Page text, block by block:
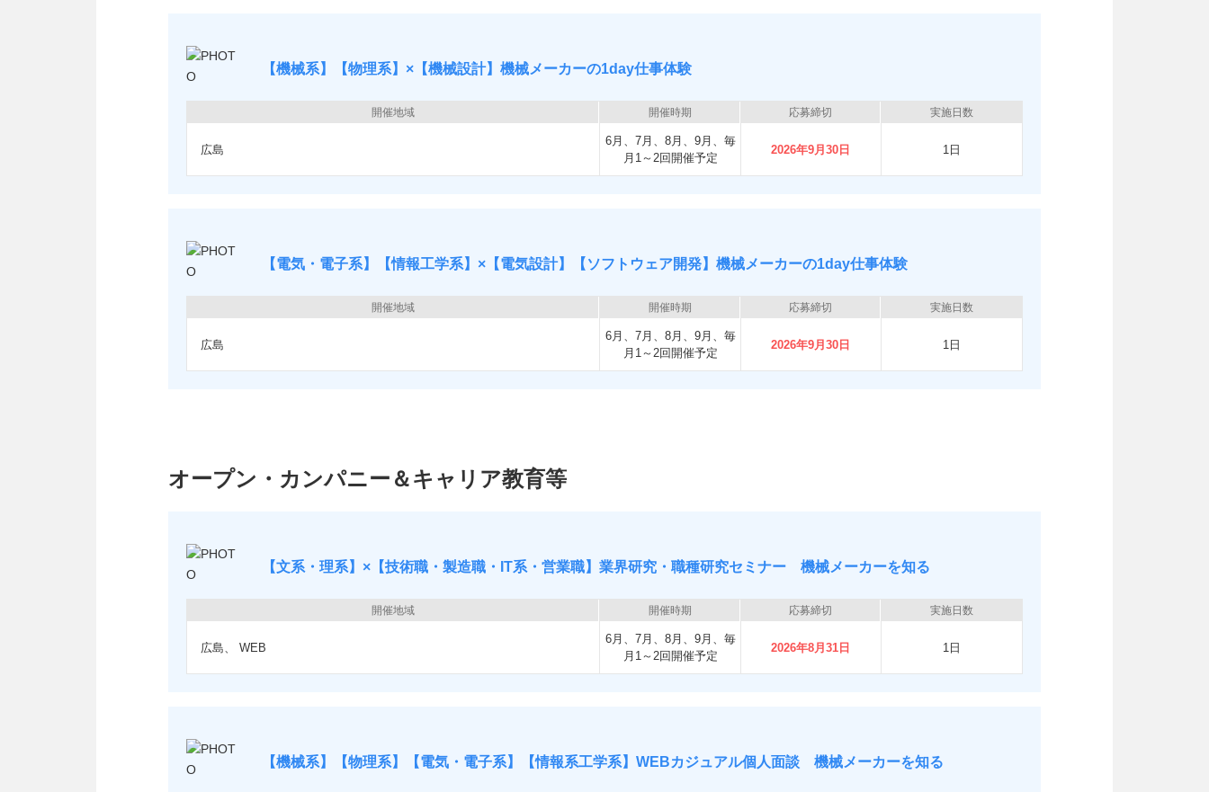
【機械系】【物理系】×【機械設計】機械メーカーの1day仕事体験
開催地域
広島
開催時期
6月、7月、8月、9月、毎
月1～2回開催予定
応募締切
2026年9月30日
実施日数
1日
【電気・電子系】【情報工学系】×【電気設計】【ソフトウェア開発】機械メーカーの1day仕事体験
開催地域
広島
開催時期
6月、7月、8月、9月、毎
月1～2回開催予定
応募締切
2026年9月30日
実施日数
1日
オープン・カンパニー＆キャリア教育等
【文系・理系】×【技術職・製造職・IT系・営業職】業界研究・職種研究セミナー 機械メーカーを知る
開催地域
広島 WEB
開催時期
6月、7月、8月、9月、毎
月1～2回開催予定
応募締切
2026年8月31日
実施日数
1日
【機械系】【物理系】【電気・電子系】【情報系工学系】WEBカジュアル個人面談 機械メーカーを知る